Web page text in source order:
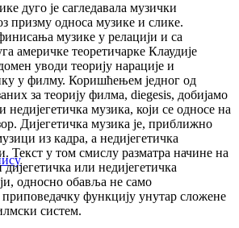
дуго је сагледавала музички
призму односа музике и слике.
музике у релацији и са
америчке теоретичарке Клаудије
уводи теорију нарације и
у филму. Коришћењем једног од
за теорију филма, diegesis, добијамо
недијегетичка музика, који се односе на
Дијегетичка музика је, приближно
из кадра, а недијегетичка
Текст у том смислу разматра начине на
дијегетичка или недијегетичка
односно обавља не само
функцију унутар сложене
систем.